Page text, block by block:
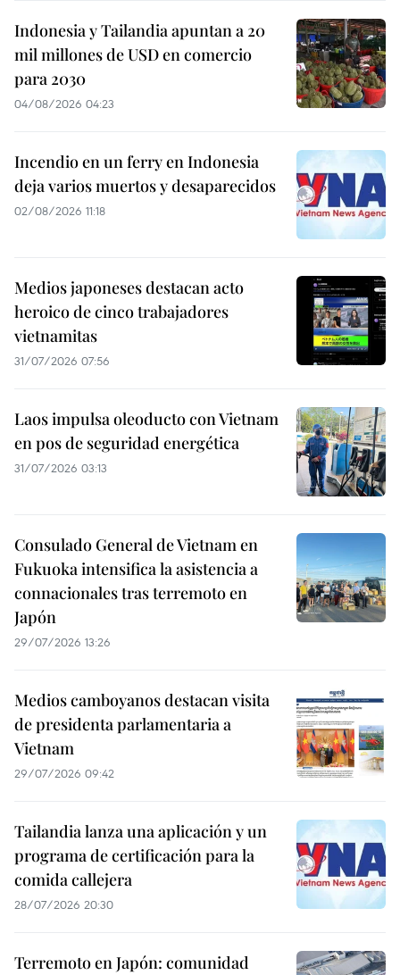
Indonesia y Tailandia apuntan a 20
mil millones de USD en comercio
para 2030
04/08/2026 04:23
Incendio en un ferry en Indonesia
deja varios muertos y desaparecidos
02/08/2026 11:18
Medios japoneses destacan acto
heroico de cinco trabajadores
vietnamitas
31/07/2026 07:56
Laos impulsa oleoducto con Vietnam
en pos de seguridad energética
31/07/2026 03:13
Consulado General de Vietnam en
Fukuoka intensifica la asistencia a
connacionales tras terremoto en
Japón
29/07/2026 13:26
Medios camboyanos destacan visita
de presidenta parlamentaria a
Vietnam
29/07/2026 09:42
Tailandia lanza una aplicación y un
programa de certificación para la
comida callejera
28/07/2026 20:30
Terremoto en Japón: comunidad